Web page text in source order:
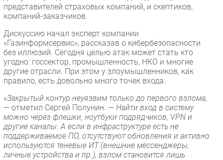
IT класс
Каталог компаний
представителей страховых компаний, и скептиков,
компаний-заказчиков.
Дискуссию начал эксперт компании
«Газинформсервис», рассказав о кибербезопасности
без иллюзий. Сегодня целью атак может стать кто
угодно: госсектор, промышленность, НКО и многие
другие отрасли. При этом у злоумышленников, как
правило, есть довольно много точек входа.
«Закрытый контур неуязвим только до первого взлома,
— отметил Сергей Полунин. — Найти вход в систему
можно через флешки, ноутбуки подрядчиков, VPN и
другие каналы. А если в инфраструктуре есть не
поддерживаемое ПО, отсутствуют обновления и активно
используются теневые ИТ (внешние мессенджеры,
личные устройства и пр.), взлом становится лишь